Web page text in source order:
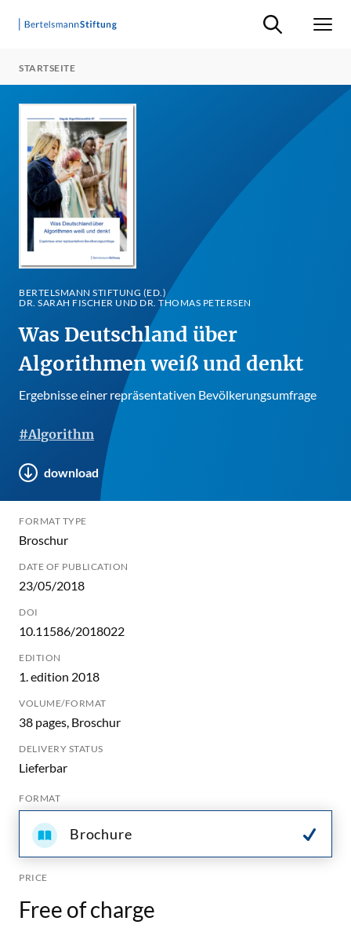
Suche ein-/
STARTSEITE
BERTELSMANN STIFTUNG (ED.)
DR. SARAH FISCHER UND DR. THOMAS PETERSEN
Was Deutschland über
Algorithmen weiß und denkt
Ergebnisse einer repräsentativen Bevölkerungsumfrage
#Algorithm
download
FORMAT TYPE
Broschur
DATE OF PUBLICATION
23/05/2018
DOI
10.11586/2018022
EDITION
1. edition 2018
VOLUME/FORMAT
38 pages, Broschur
DELIVERY STATUS
Lieferbar
FORMAT
Brochure
PRICE
Free of charge